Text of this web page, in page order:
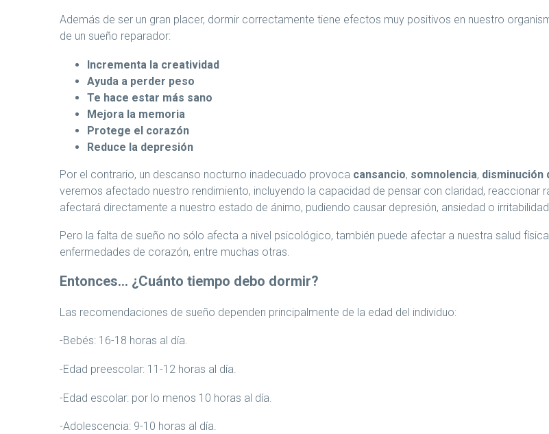
Además de ser un gran placer, dormir correctamente tiene efectos muy positivos en nuestro
de un sueño reparador:
Incrementa la creatividad
Ayuda a perder peso
Te hace estar más sano
Mejora la memoria
Protege el corazón
Reduce la depresión
Por el contrario, un descanso nocturno inadecuado provoca cansancio, somnolencia, disminución
veremos afectado nuestro rendimiento, incluyendo la capacidad de pensar con claridad, reaccionar
afectará directamente a nuestro estado de ánimo, pudiendo causar depresión, ansiedad o irritabilidad.
Pero la falta de sueño no sólo afecta a nivel psicológico, también puede afectar a nuestra salud
enfermedades de corazón, entre muchas otras.
Entonces… ¿Cuánto tiempo debo dormir?
Las recomendaciones de sueño dependen principalmente de la edad del individuo:
-Bebés: 16-18 horas al día.
-Edad preescolar: 11-12 horas al día.
-Edad escolar: por lo menos 10 horas al día.
-Adolescencia: 9-10 horas al día.